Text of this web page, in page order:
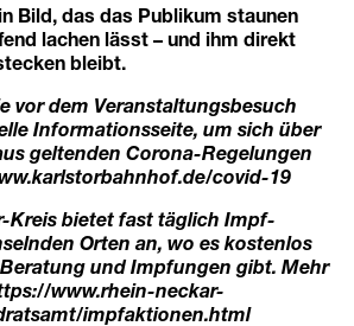
Bild, das das Publikum staunen
lachen lässt – und ihm direkt
bleibt.
vor dem Veranstaltungsbesuch
Informationsseite, um sich über
geltenden Corona-Regelungen
covid-19
Kreis bietet fast täglich Impf-
Orten an, wo es kostenlos
und Impfungen gibt. Mehr
www.rhein-neckar-
impfaktionen.html